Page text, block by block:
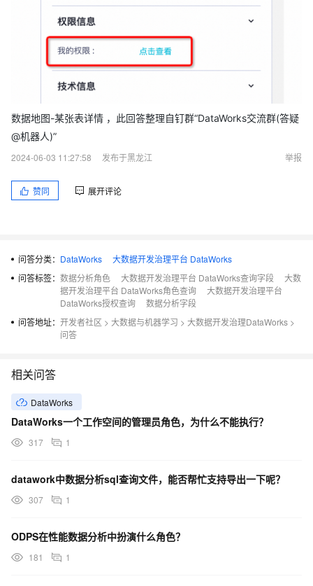
数据地图-某张表详情 ，此回答整理自钉群“DataWorks交流群(答疑
@机器人)”
2024-06-03 11:27:58
发布于黑龙江 举报
赞同 展开评论
问答分类： DataWorks
大数据开发治理平台 DataWorks
问答标签： 数据分析角色 大数据开发治理平台 DataWorks查询字段
大数
据开发治理平台 DataWorks角色查询
大数据开发治理平台
DataWorks授权查询
数据分析字段
问答地址： 开发者社区 > 大数据与机器学习 > 大数据开发治理DataWorks >
问答
相关问答
DataWorks
DataWorks一个工作空间的管理员角色，为什么不能执行？
317 1
datawork中数据分析sql查询文件，能否帮忙支持导出一下呢？
307 1
ODPS在性能数据分析中扮演什么角色？
181 1